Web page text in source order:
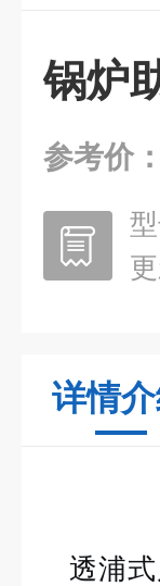
锅炉
参考价：
型
详情
透浦